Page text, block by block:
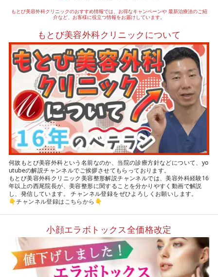
もとび美容外科クリニックのおすすめ情報では、お得なキャンペーンや最新治療法のご紹
介など、お客様に役立つ情報をお届けしています。
もとび美容外科クリニックについて
何故もとび美容外科という名前なのか、当院の診療方針などについて、yo
utubeの解説チャンネルでご挨拶させてもらっております。
もとび美容外科クリニック美容整形解説チャンネルでは、美容外科経験16
年以上の西尾院長が、美容整形に関することを分かりやすく動画で解説
し、発信しています。 チャンネル登録をぜひよろしくお願いします。
👇チャンネル登録はこちらから 👇
小顔エラボトックス全価格改定